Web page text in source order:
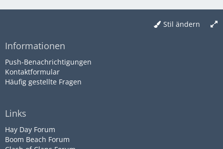
Stil ändern
Informationen
Push-Benachrichtigungen
Kontaktformular
Häufig gestellte Fragen
Links
Hay Day Forum
Boom Beach Forum